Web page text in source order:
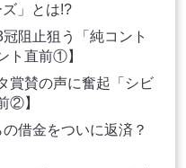
」とは!?
阻止狙う「純コント
ト直前①】
賞賛の声に奮起「シビ
②】
借金をついに返済？